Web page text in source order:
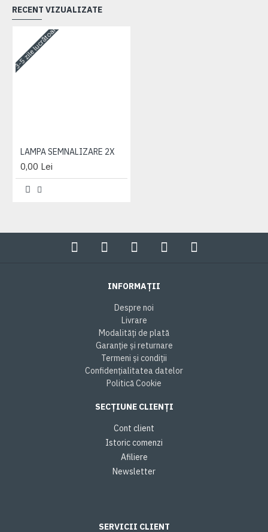
RECENT VIZUALIZATE
3-5 zile lucrătoare
LAMPA SEMNALIZARE 2X
0,00 Lei
INFORMAȚII
Despre noi
Livrare
Modalități de plată
Garanție și returnare
Termeni și condiții
Confidențialitatea datelor
Politică Cookie
SECȚIUNE CLIENȚI
Cont client
Istoric comenzi
Afiliere
Newsletter
SERVICII CLIENT